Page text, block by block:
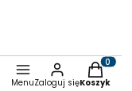
MenuZaloguj sięKoszyk